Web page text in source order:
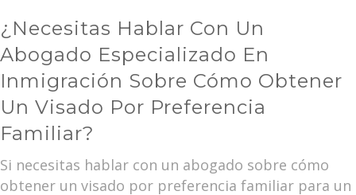
¿Necesitas Hablar Con Un
Abogado Especializado En
Inmigración Sobre Cómo Obtener
Un Visado Por Preferencia
Familiar?
Si necesitas hablar con un abogado sobre cómo
obtener un visado por preferencia familiar para un